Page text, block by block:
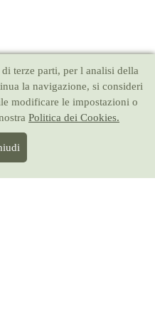
terze parti, per l analisi della
la navigazione, si consideri
modificare le impostazioni o
Politica dei Cookies.